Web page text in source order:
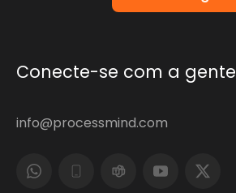
Conecte-se com a gente
info@processmind.com